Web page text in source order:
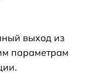
выход из
параметрам